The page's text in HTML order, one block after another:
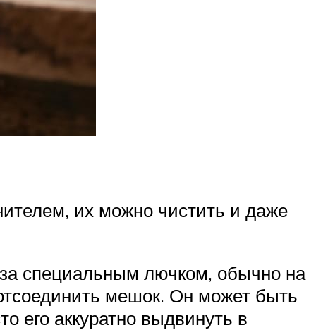
их можно чистить и даже
специальным лючком, обычно на
мешок. Он может быть
его аккуратно выдвинуть в